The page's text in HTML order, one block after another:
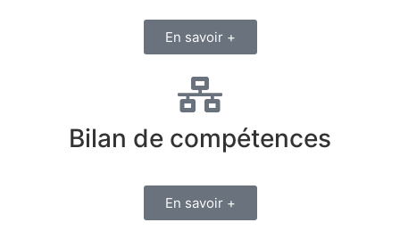
En savoir +
Bilan de compétences
En savoir +